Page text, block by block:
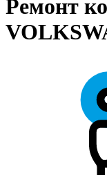
Ремонт